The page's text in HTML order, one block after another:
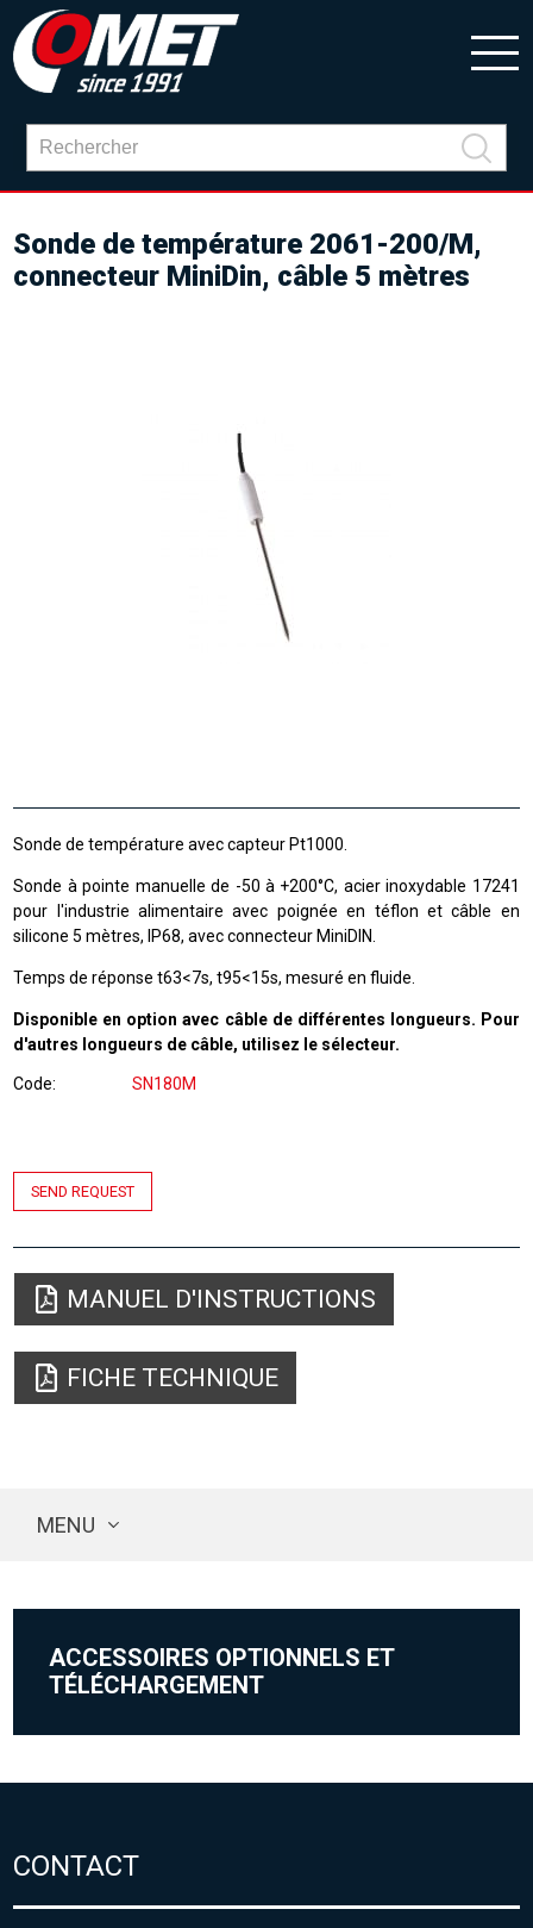
Sonde de température 2061-200/M,
connecteur MiniDin, câble 5 mètres
Sonde de température avec capteur Pt1000.
Sonde à pointe manuelle de -50 à +200°C, acier inoxydable 17241
pour l'industrie alimentaire avec poignée en téflon et câble en
silicone 5 mètres, IP68, avec connecteur MiniDIN.
Temps de réponse t63<7s, t95<15s, mesuré en fluide.
Disponible en option avec câble de différentes longueurs. Pour
d'autres longueurs de câble, utilisez le sélecteur.
Code SN180M
SEND REQUEST
MANUEL D'INSTRUCTIONS
FICHE TECHNIQUE
MENU
ACCESSOIRES OPTIONNELS ET
TÉLÉCHARGEMENT
CONTACT